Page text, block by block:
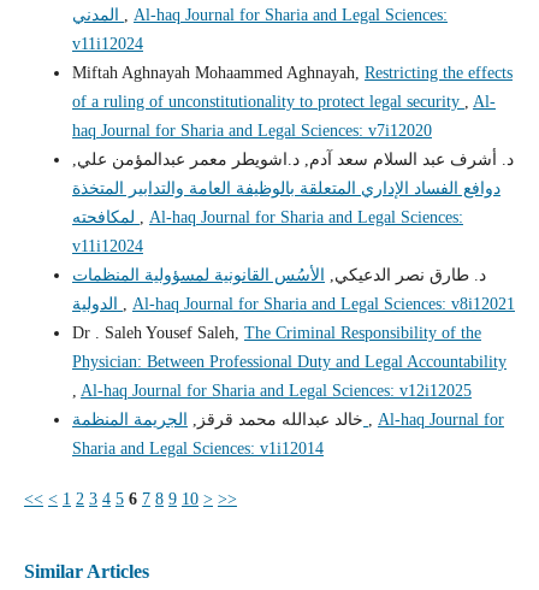
, Al-haq Journal for Sharia and Legal Sciences:
v11i12024
Miftah Aghnayah Mohaammed Aghnayah, Restricting the effects
of a ruling of unconstitutionality to protect legal security , Al-
haq Journal for Sharia and Legal Sciences: v7i12020
د. أشرف عبد السلام سعد آدم, د.اشويطر معمر عبدالمؤمن علي,
دوافع الفساد الإداري المتعلقة بالوظيفة العامة والتدابير المتخذة
, Al-haq Journal for Sharia and Legal Sciences:
v11i12024
د. طارق نصر الدعيكي,
الأسُس القانونية لمسؤولية المنظمات
, Al-haq Journal for Sharia and Legal Sciences: v8i12021
Dr . Saleh Yousef Saleh, The Criminal Responsibility of the
Physician: Between Professional Duty and Legal Accountability
, Al-haq Journal for Sharia and Legal Sciences: v12i12025
خالد عبدالله محمد قرقز, , Al-haq Journal for
Sharia and Legal Sciences: v1i12014
<< < 1 2 3 4 5 6 7 8 9 10 > >>
Similar Articles